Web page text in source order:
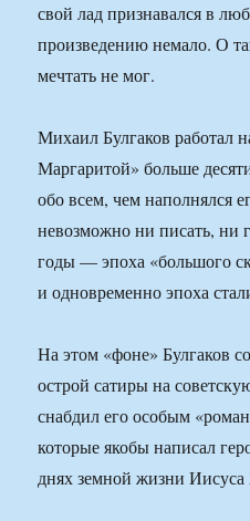
свой лад признавался в
произведению немало. О
мечтать не мог.
Михаил Булгаков работал
Маргаритой» больше
обо всем, чем наполнялся
невозможно ни писать, ни
годы — эпоха «большого
и одновременно эпоха
На этом «фоне» Булгаков
острой сатиры на
снабдил его особым
которые якобы написал
днях земной жизни Иисуса